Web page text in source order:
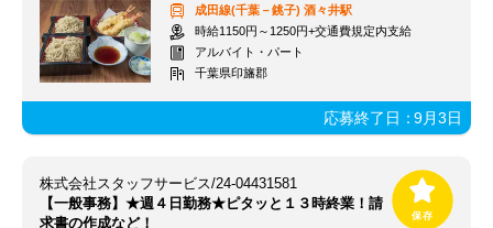
成田線(千葉－銚子) 酒々井駅
時給1150円～1250円+交通費規定内支給
アルバイト・パート
千葉県印旛郡
応募終了日：9月3日
株式会社スタッフサービス/24-04431581
【一般事務】★週４日勤務★ピタッと１３時終業！請
求書の作成など！